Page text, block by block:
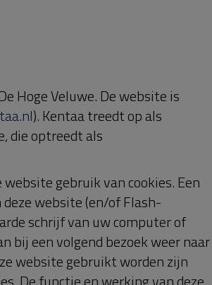
Voor het tonen van
Deze buttons en video players
van deze sociale
om te lezen wat zij met uw
u de cookies van deze partijen
Park De Hoge Veluwe en
bekeken. Stichting Het
daardoor zoveel mogelijk
worden automatisch verwijderd